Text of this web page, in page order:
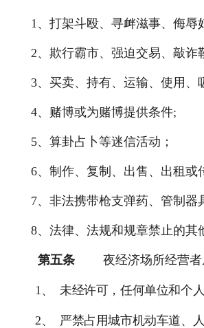
1、打架斗殴、寻衅滋事、侮辱
2、欺行霸市、强迫交易、敲诈
3、买卖、持有、运输、使用、
4、赌博或为赌博提供条件;
5、算卦占卜等迷信活动；
6、制作、复制、出售、出租或
7、非法携带枪支弹药、管制器
8、法律、法规和规章禁止的其
第五条 夜经济场所经营
1、 未经许可，任何单位和个
2、 严禁占用城市机动车道、